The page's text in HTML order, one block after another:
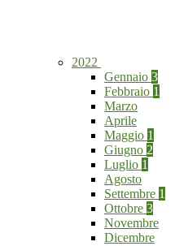
2022
Gennaio 3
Febbraio 1
Marzo
Aprile
Maggio 1
Giugno 2
Luglio 1
Agosto
Settembre 1
Ottobre 3
Novembre
Dicembre